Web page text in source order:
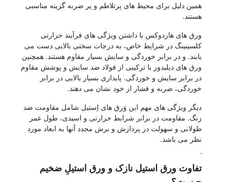
همین دلیل برای محیط های پرتلاطم و پر ضربه گزینه مناسبی
هستند.
ورق های هاردوکس با داشتن ویژگی های فرآیند حرارتی
کلسینینگ در شرایط خاص، به درجات سختی بالایی دست می
یابند. و در برابر خوردگی و سایش بسیار مقاوم هستند. همچنین
ورق های دیلیدور با ترکیبی از فولاد ضد سایش و پوشش مقاوم
در برابر سایش و خوردگی. پایداری بسیار بالایی در برابر
خوردگی، ضربه و فشار از خود نشان می دهند.
دیگر ویژگی های مهم این وَرق های اِستیل شامل مقاومت ضد
زنگ. مقاومت در برابر شرابط حرارتی و اسیدی، طول عمر
طولانی و سهولت در پردازش و برش مجدد آنها به ابعاد مورد
نظر می باشد.
تفاوت ورق استیل نازک و ورق استیلِ ضخیم